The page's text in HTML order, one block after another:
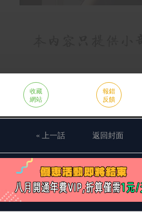
收藏
網站
報錯
反饋
« 上一話 返回封面